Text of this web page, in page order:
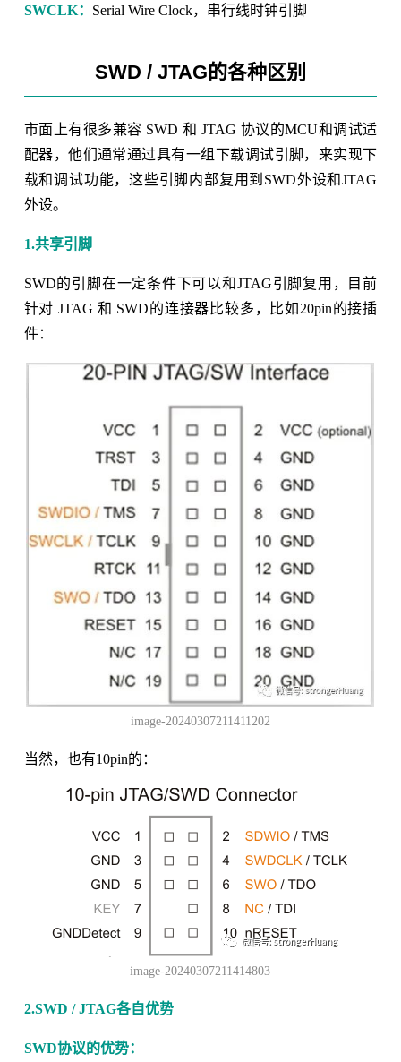
SWCLK： Serial Wire Clock，串行线时钟引脚
SWD / JTAG的各种区别
市面上有很多兼容 SWD 和 JTAG 协议的MCU和调试适
配器，他们通常通过具有一组下载调试引脚，来实现下
载和调试功能，这些引脚内部复用到SWD外设和JTAG
外设。
1.共享引脚
SWD的引脚在一定条件下可以和JTAG引脚复用，目前
针对 JTAG 和 SWD的连接器比较多，比如20pin的接插
件：
image-20240307211411202
当然，也有10pin的：
image-20240307211414803
2.SWD / JTAG各自优势
SWD协议的优势：